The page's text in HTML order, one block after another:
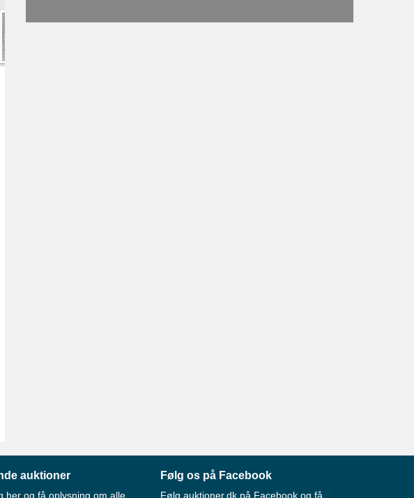
auktioner
her og få oplysning om alle
Følg os på Facebook
Følg auktioner.dk på Facebook og få